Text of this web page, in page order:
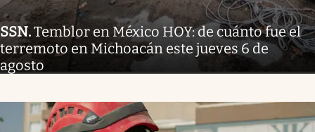
SSN.Temblor en México HOY: de cuánto fue el
terremoto en Michoacán este jueves 6 de
agosto